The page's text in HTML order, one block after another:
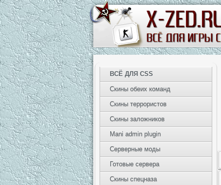
ВСЁ ДЛЯ CSS
Скины обеих команд
Скины террористов
Скины заложников
Mani admin plugin
Серверные моды
Готовые сервера
Скины спецназа